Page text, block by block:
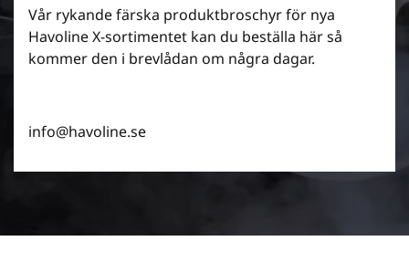
Vår rykande färska produktbroschyr för nya
Havoline X-sortimentet kan du beställa här så
kommer den i brevlådan om några dagar.
info@havoline.se